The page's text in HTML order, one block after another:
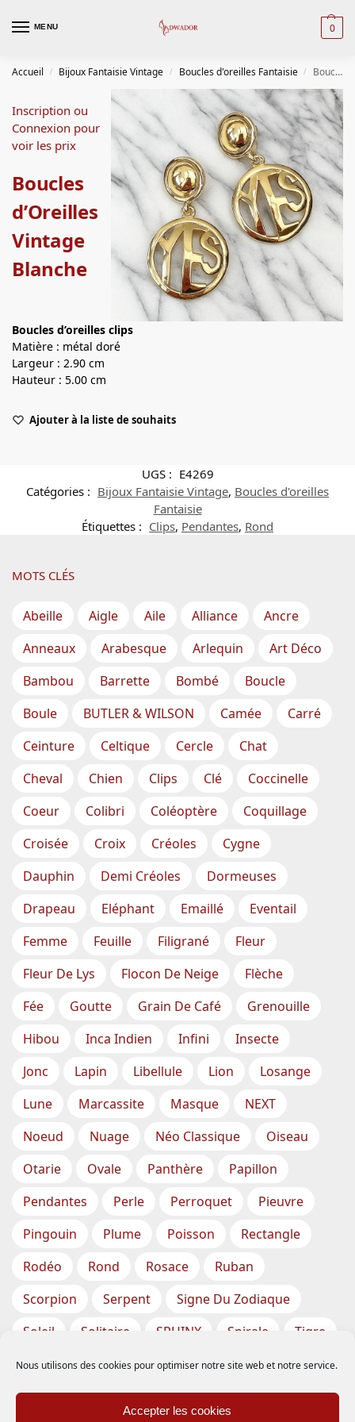
Nous utilisons des cookies pour optimiser notre site web et notre service.
Accepter les cookies
MENU 0
Accueil / Bijoux Fantaisie Vintage / Boucles d'oreilles Fantaisie / Boucles d’Oreilles Vintage Blanche
Inscription ou
Connexion pour
voir les prix
Boucles
d’Oreilles
Vintage
Blanche
Boucles d’oreilles clips
Matière : métal doré
Largeur : 2.90 cm
Hauteur : 5.00 cm
Ajouter à la liste de souhaits
UGS : E4269
Catégories : Bijoux Fantaisie Vintage, Boucles d'oreilles
Fantaisie
Étiquettes : Clips, Pendantes, Rond
MOTS CLÉS
Abeille Aigle Aile Alliance
Ancre
Anneaux
Arabesque Arlequin
Art Déco
Bambou
Barrette Bombé
Boucle
Boule
BUTLER & WILSON Camée
Carré
Ceinture
Celtique Cercle
Chat
Cheval
Chien Clips Clé
Coccinelle
Coeur
Colibri Coléoptère
Coquillage
Croisée
Croix Créoles
Cygne
Dauphin
Demi Créoles
Dormeuses
Drapeau
Eléphant Emaillé
Eventail
Femme
Feuille Filigrané
Fleur
Fleur De Lys
Flocon De Neige
Flèche
Fée
Goutte Grain De Café
Grenouille
Hibou
Inca Indien Infini
Insecte
Jonc
Lapin Libellule Lion
Losange
Lune
Marcassite Masque
NEXT
Noeud
Nuage Néo Classique
Oiseau
Otarie
Ovale Panthère
Papillon
Pendantes
Perle Perroquet
Pieuvre
Pingouin
Plume Poisson
Rectangle
Rodéo
Rond Rosace
Ruban
Scorpion
Serpent
Signe Du Zodiaque
Soleil
Solitaire SPHINX Spirale
Tigre
Torsade
Tortue Train
Tresse
Triangle
Trèfle Tête Vase
Étoile